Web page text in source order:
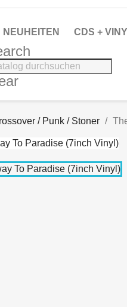
NEUHEITEN CDS +
/ Punk / Stoner